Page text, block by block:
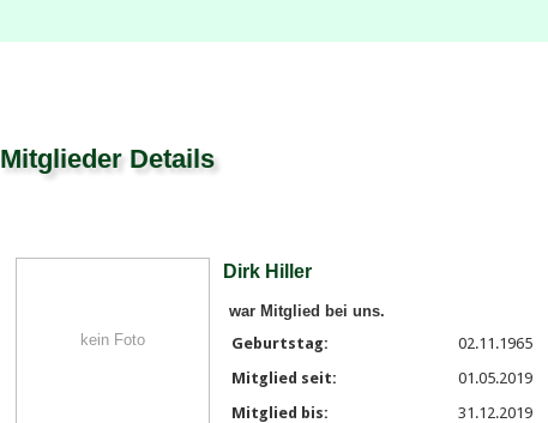
Mitglieder Details
kein Foto
Dirk Hiller
war Mitglied bei uns.
Geburtstag:
02.11.1965
Mitglied seit:
01.05.2019
Mitglied bis:
31.12.2019